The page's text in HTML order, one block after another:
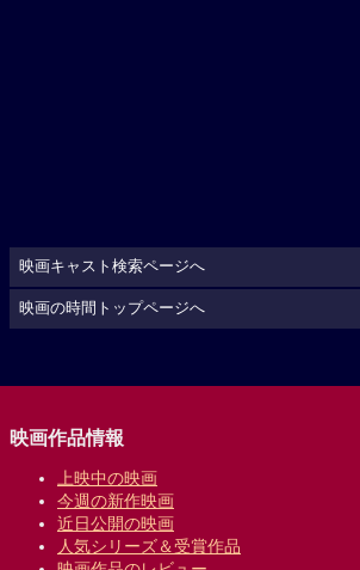
映画キャスト検索ページへ
映画の時間トップページへ
映画作品情報
上映中の映画
今週の新作映画
近日公開の映画
人気シリーズ＆受賞作品